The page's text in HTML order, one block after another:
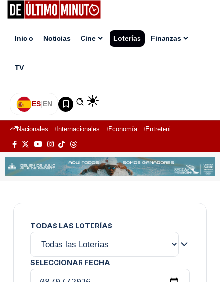
Inicio Noticias Cine Loterías Finanzas
TV
ES|EN
Nacionales Internacionales Economía Entretenimiento
TODAS LAS LOTERÍAS
SELECCIONAR FECHA